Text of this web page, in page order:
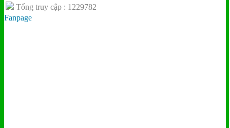
Tổng truy cập : 1229782
Fanpage